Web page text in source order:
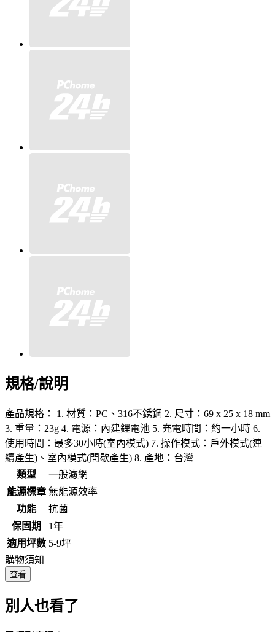
規格/說明
產品規格： 1. 材質：PC、316不銹鋼 2. 尺寸：69 x 25 x 18 mm
3. 重量：23g 4. 電源：內建鋰電池 5. 充電時間：約一小時 6.
使用時間：最多30小時(室內模式) 7. 操作模式：戶外模式(連
續產生)、室內模式(間歇產生) 8. 產地：台灣
類型
一般濾網
能源標章 無能源效率
功能
抗菌
保固期
1年
適用坪數 5-9坪
購物須知
查看
別人也看了